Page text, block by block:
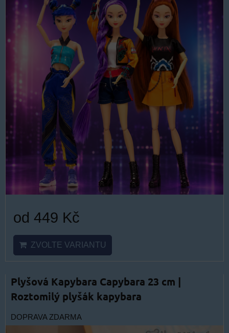
od 449 Kč
ZVOLTE VARIANTU
Plyšová Kapybara Capybara 23 cm |
Roztomilý plyšák kapybara
DOPRAVA ZDARMA